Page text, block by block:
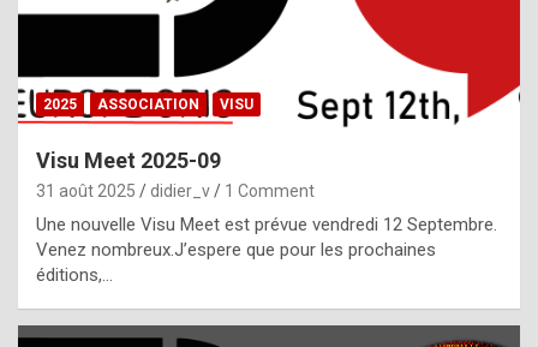
,
g
h
t
f
2025 ASSOCIATION VISU
Visu Meet 2025-09
31 août 2025 didier_v 1 Comment
Une nouvelle Visu Meet est prévue vendredi 12 Septembre.
Venez nombreux.J’espere que pour les prochaines
éditions,…